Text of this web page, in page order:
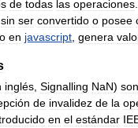
de todas las operaciones
sin ser convertido o posee
en javascript genera
inglés Signalling NaN) son
de invalidez de la
en el estándar